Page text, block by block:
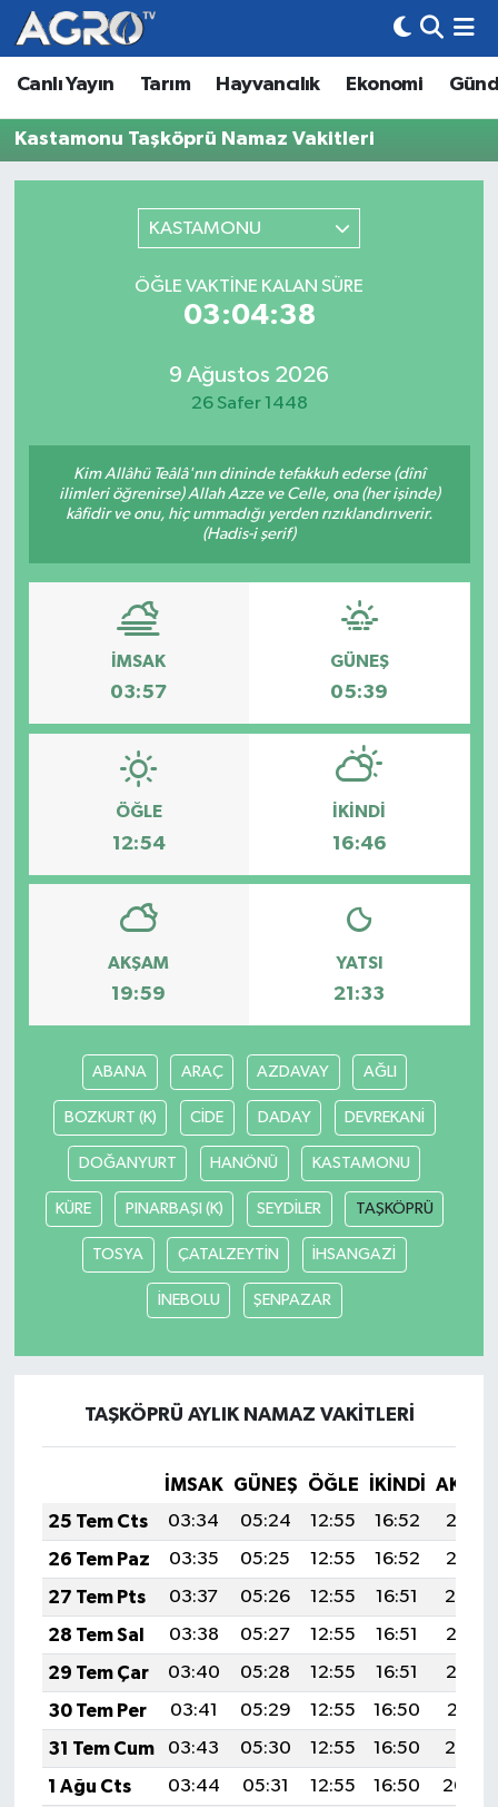
Canlı Yayın Tarım Hayvancılık Ekonomi
Kastamonu Taşköprü Namaz Vakitleri
KASTAMONU
ÖĞLE VAKTINE KALAN SÜRE
03:04:38
9 Ağustos 2026
26 Safer 1448
Kim Allâhü Teâlâ'nın dininde tefakkuh ederse (dînî
ilimleri öğrenirse) Allah Azze ve Celle, ona (her işinde)
kâfidir ve onu, hiç ummadığı yerden rızıklandırıverir.
(Hadis-i şerif)
İMSAK
03:57
GÜNEŞ
05:39
ÖĞLE
12:54
İKINDI
16:46
AKŞAM
19:59
YATSI
21:33
ABANA ARAÇ AZDAVAY AĞLI
BOZKURT (K) CİDE DADAY DEVREKANİ
DOĞANYURT HANÖNÜ KASTAMONU
KÜRE PINARBAŞI (K) SEYDİLER TAŞKÖPRÜ
TOSYA ÇATALZEYTİN İHSANGAZİ
İNEBOLU ŞENPAZAR
TAŞKÖPRÜ AYLIK NAMAZ VAKITLERI
İMSAK GÜNEŞ ÖĞLE İKINDI
25 Tem Cts
03:34 05:24 12:55 16:52
20:16
26 Tem Paz
03:35 05:25 12:55 16:52
20:15
27 Tem Pts
03:37 05:26 12:55 16:51
20:14
28 Tem Sal
03:38 05:27 12:55 16:51
20:13
29 Tem Çar
03:40 05:28 12:55 16:51
20:12
30 Tem Per
03:41 05:29 12:55 16:50
20:11
31 Tem Cum
03:43 05:30 12:55 16:50
20:10
1 Ağu Cts
03:44 05:31 12:55 16:50
20:09
Hava Durumu
Trafik Durumu
Tüm Manşetler
Son Dakika Haberleri